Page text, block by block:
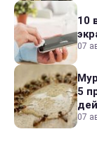
10
07
5
07